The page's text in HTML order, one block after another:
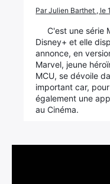
Par Julien Barthet , le
C'est une série
Disney+ et elle
annonce, en
Marvel, jeune
MCU, se dévoile
important car,
également une
au Cinéma.